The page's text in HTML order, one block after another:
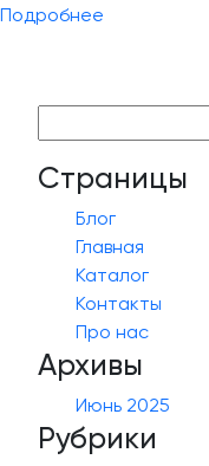
Подробнее
Страницы
Блог
Главная
Каталог
Контакты
Про нас
Архивы
Июнь 2025
Рубрики